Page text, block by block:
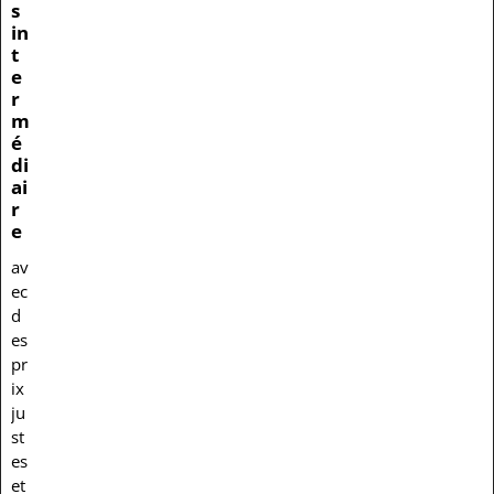
s
in
t
e
r
m
é
di
ai
r
e
av
ec
d
es
pr
ix
ju
st
es
et